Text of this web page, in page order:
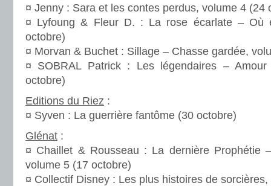
¤ Jenny : Sara et les contes perdus, volume 4 (24
¤ Lyfoung & Fleur D. : La rose écarlate – Où
octobre)
¤ Morvan & Buchet : Sillage – Chasse gardée,
¤ SOBRAL Patrick : Les légendaires –
octobre)
Editions du Riez :
¤ Syven : La guerrière fantôme (30 octobre)
Glénat :
¤ Chaillet & Rousseau : La dernière Prophétie
volume 5 (17 octobre)
¤ Collectif Disney : Les plus histoires de